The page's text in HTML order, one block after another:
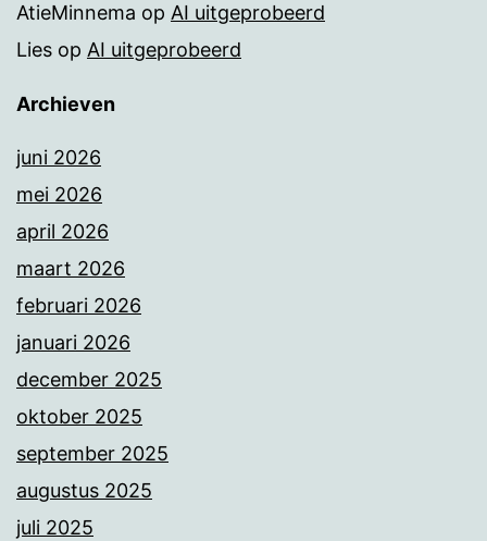
AtieMinnema op AI uitgeprobeerd
Lies op AI uitgeprobeerd
Archieven
juni 2026
mei 2026
april 2026
maart 2026
februari 2026
januari 2026
december 2025
oktober 2025
september 2025
augustus 2025
juli 2025